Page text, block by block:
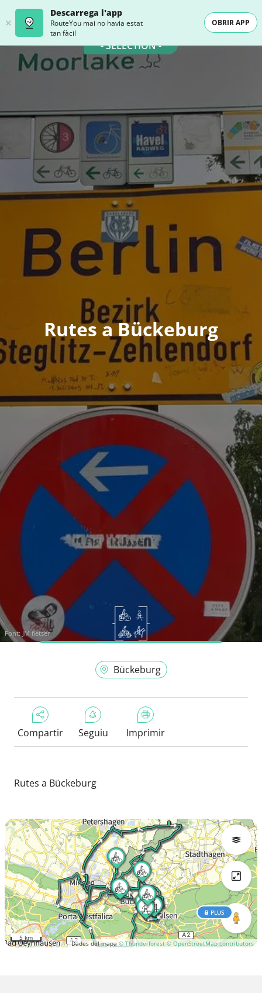
Descarrega l'app
RouteYou mai no havia estat
tan fàcil
OBRIR APP
- SELECTION -
Rutes a Bückeburg
Font: JM fietser
Bückeburg
Compartir Seguiu Imprimir
Rutes a Bückeburg
Dades del mapa© Thunderforest © OpenStreetMap contributors
PLUS
5 km